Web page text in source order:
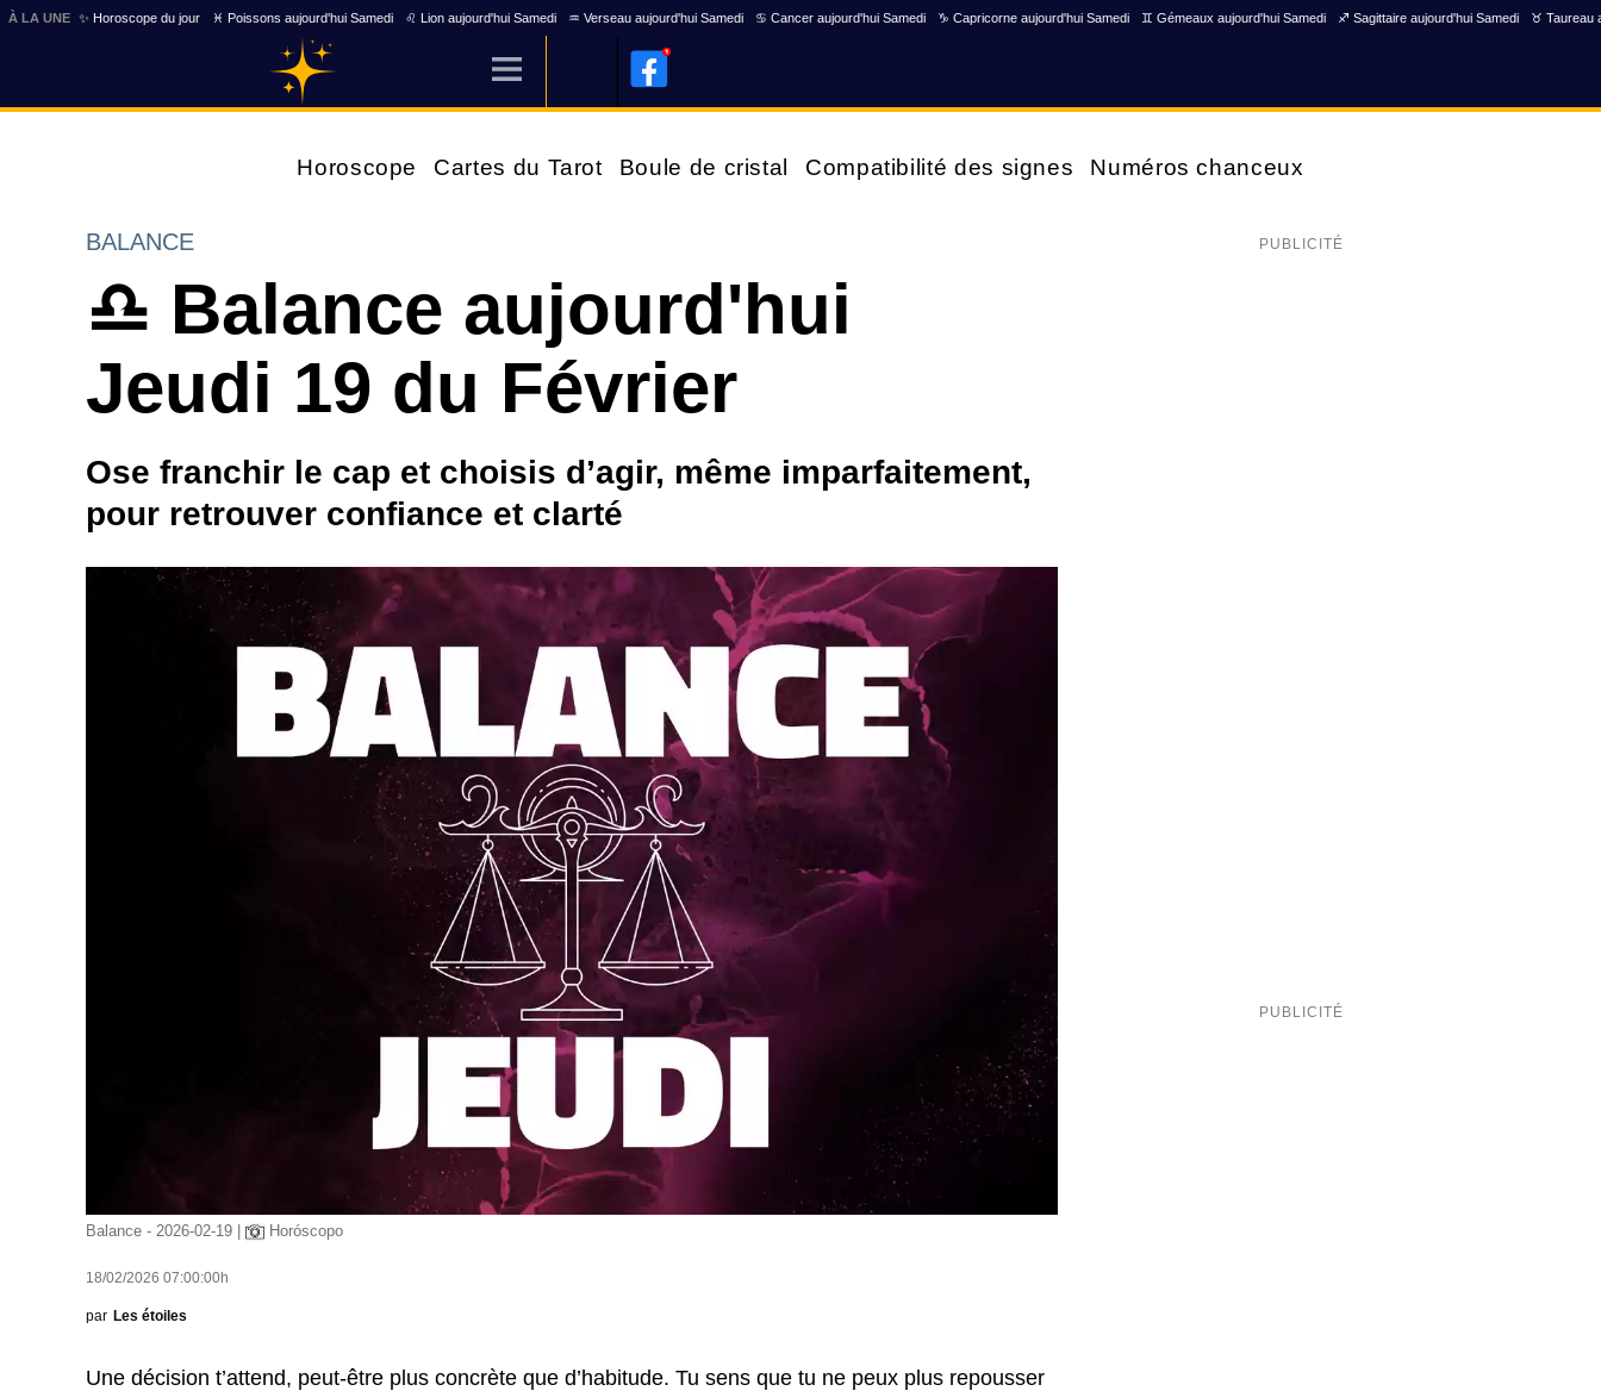
À LA UNE ✨ Horoscope du jour ♓ Poissons aujourd'hui Samedi ♌ Lion aujourd'hui Samedi ♒ Verseau aujourd'hui Samedi ♋ Cancer aujourd'hui Samedi ♑ Capricorne aujourd'hui Samedi ♊ Gémeaux aujourd'hui Samedi ♐ Sagittaire aujourd'hui Samedi ♉ Taureau
Horoscope Cartes du Tarot Boule de cristal Compatibilité des signes Numéros chanceux
BALANCE
♎ Balance aujourd'hui
Jeudi 19 du Février
Ose franchir le cap et choisis d’agir, même imparfaitement,
pour retrouver confiance et clarté
Balance - 2026-02-19 | Horóscopo
18/02/2026 07:00:00h
par Les étoiles
Une décision t’attend, peut-être plus concrète que d’habitude. Tu sens que tu ne peux plus repousser